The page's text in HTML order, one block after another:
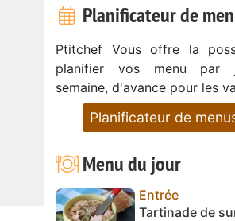
Planificateur de
Ptitchef Vous offre la
planifier vos menu par
semaine, d'avance pour les
Planificateur de
Menu du jour
Entrée
Tartinade de